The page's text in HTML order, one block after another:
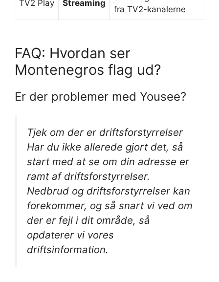
TV2 Play Streaming
fra TV2-kanalerne
FAQ: Hvordan ser
Montenegros flag ud?
Er der problemer med Yousee?
Tjek om der er driftsforstyrrelser
Har du ikke allerede gjort det, så
start med at se om din adresse er
ramt af driftsforstyrrelser.
Nedbrud og driftsforstyrrelser kan
forekommer, og så snart vi ved om
der er fejl i dit område, så
opdaterer vi vores
driftsinformation.